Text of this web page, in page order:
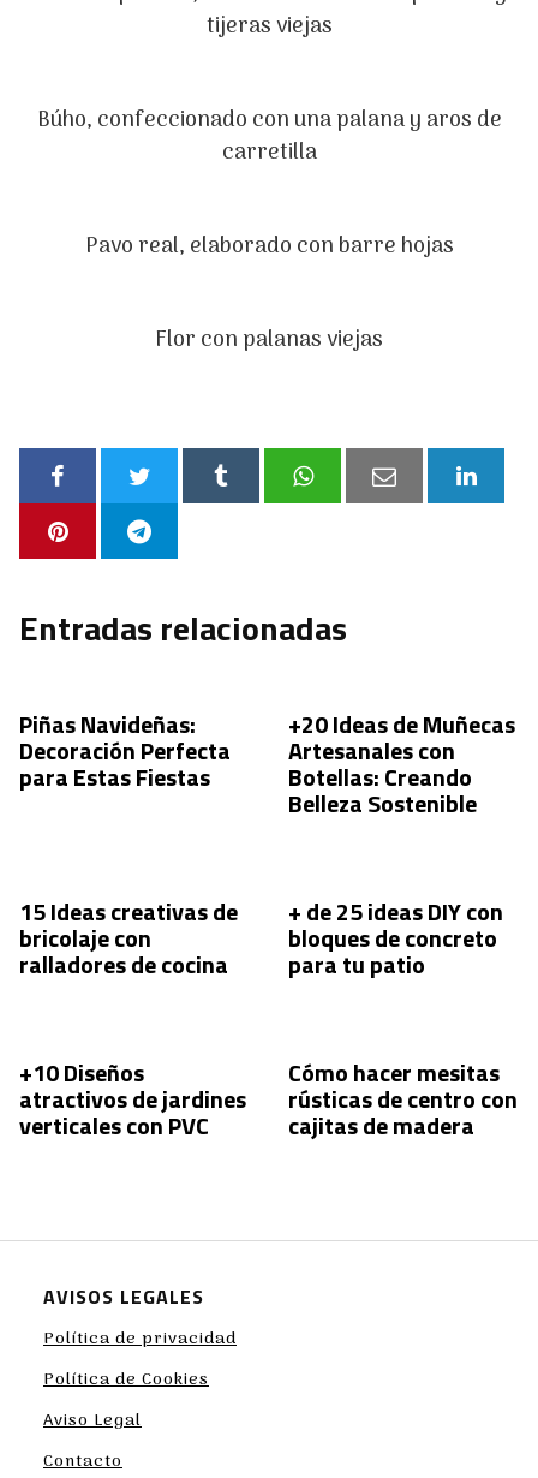
tijeras viejas
Búho, confeccionado con una palana y aros de
carretilla
Pavo real, elaborado con barre hojas
Flor con palanas viejas
Entradas relacionadas
Piñas Navideñas:
Decoración Perfecta
para Estas Fiestas
+20 Ideas de Muñecas
Artesanales con
Botellas: Creando
Belleza Sostenible
15 Ideas creativas de
bricolaje con
ralladores de cocina
+ de 25 ideas DIY con
bloques de concreto
para tu patio
+10 Diseños
atractivos de jardines
verticales con PVC
Cómo hacer mesitas
rústicas de centro con
cajitas de madera
AVISOS LEGALES
Política de privacidad
Política de Cookies
Aviso Legal
Contacto